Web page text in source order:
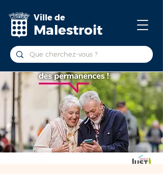
Ville de
Malestroit